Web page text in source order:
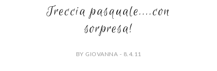
Treccia pasquale....con
sorpresa!
BY GIOVANNA - 8.4.11